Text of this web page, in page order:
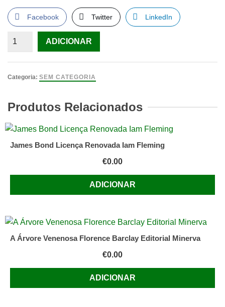
Facebook Twitter LinkedIn
Quantidade
De
Vietname.
de
(Bertrand)
ADICIONAR
Categoria: SEM CATEGORIA
Produtos Relacionados
James Bond Licença Renovada Iam Fleming
€0.00
ADICIONAR
A Árvore Venenosa Florence Barclay Editorial Minerva
€0.00
ADICIONAR